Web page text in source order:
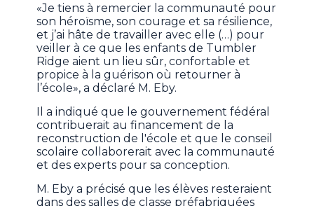
«Je tiens à remercier la communauté pour
son héroïsme, son courage et sa résilience,
et j’ai hâte de travailler avec elle (…) pour
veiller à ce que les enfants de Tumbler
Ridge aient un lieu sûr, confortable et
propice à la guérison où retourner à
l’école», a déclaré M. Eby.
Il a indiqué que le gouvernement fédéral
contribuerait au financement de la
reconstruction de l'école et que le conseil
scolaire collaborerait avec la communauté
et des experts pour sa conception.
M. Eby a précisé que les élèves resteraient
dans des salles de classe préfabriquées